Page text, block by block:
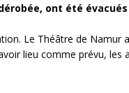
ont été
Le Théâtre de
lieu comme prévu, les